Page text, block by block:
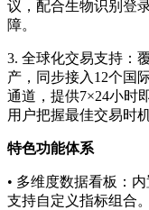
议，配合生物识别登
障。
3. 全球化交易支持：
产，同步接入12个国
通道，提供7×24小时
用户把握最佳交易时机
特色功能体系
• 多维度数据看板：
支持自定义指标组合